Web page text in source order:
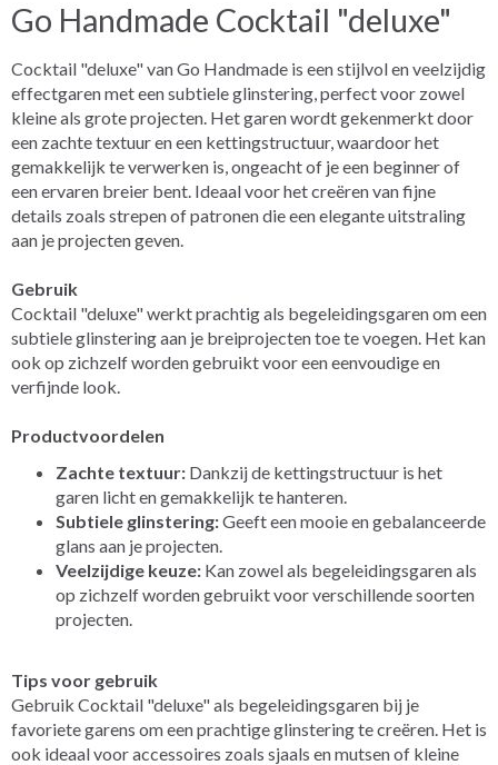
Go Handmade Cocktail "deluxe"
Cocktail "deluxe" van Go Handmade is een stijlvol en veelzijdig
effectgaren met een subtiele glinstering, perfect voor zowel
kleine als grote projecten. Het garen wordt gekenmerkt door
een zachte textuur en een kettingstructuur, waardoor het
gemakkelijk te verwerken is, ongeacht of je een beginner of
een ervaren breier bent. Ideaal voor het creëren van fijne
details zoals strepen of patronen die een elegante uitstraling
aan je projecten geven.
Gebruik
Cocktail "deluxe" werkt prachtig als begeleidingsgaren om een
subtiele glinstering aan je breiprojecten toe te voegen. Het kan
ook op zichzelf worden gebruikt voor een eenvoudige en
verfijnde look.
Productvoordelen
Zachte textuur: Dankzij de kettingstructuur is het
garen licht en gemakkelijk te hanteren.
Subtiele glinstering:Geeft een mooie en gebalanceerde
glans aan je projecten.
Veelzijdige keuze: Kan zowel als begeleidingsgaren als
op zichzelf worden gebruikt voor verschillende soorten
projecten.
Tips voor gebruik
Gebruik Cocktail "deluxe" als begeleidingsgaren bij je
favoriete garens om een prachtige glinstering te creëren. Het is
ook ideaal voor accessoires zoals sjaals en mutsen of kleine